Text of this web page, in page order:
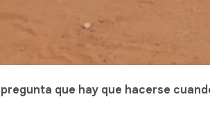
que hay que hacerse